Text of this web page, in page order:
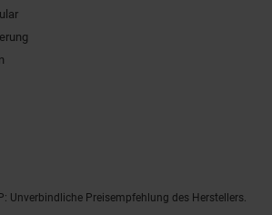
Unverbindliche Preisempfehlung des Herstellers.